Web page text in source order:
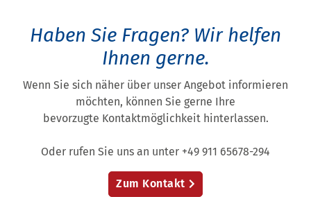
Haben Sie Fragen? Wir helfen
Ihnen gerne.
Wenn Sie sich näher über unser Angebot informieren
möchten, können Sie gerne Ihre
bevorzugte Kontaktmöglichkeit hinterlassen.
Oder rufen Sie uns an unter +49 911 65678-294
Zum Kontakt